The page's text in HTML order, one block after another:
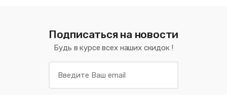
Подписаться на новости
Будь в курсе всех наших скидок !